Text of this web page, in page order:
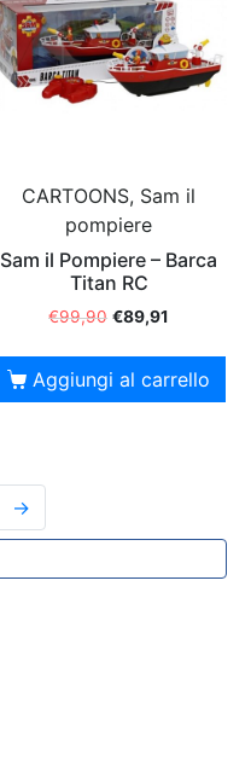
CARTOONS, Sam il
pompiere
Sam il Pompiere – Barca
Titan RC
€99,90 €89,91
Aggiungi al carrello
→